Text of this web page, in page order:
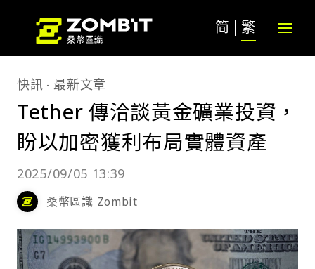
简 繁
快訊 最新文章
Tether 傳洽談黃金礦業投資，
盼以加密獲利布局實體資產
2025/09/05 13:39
桑幣區識 Zombit